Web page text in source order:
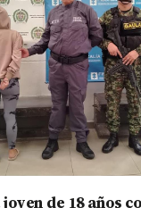
de 18 años